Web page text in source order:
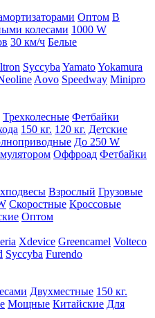
Оптом В
колесами 1000 W
30 км/ч Белые
Syccyba YamatoYokamura
Aovo Speedway Minipro
Трехколесные Фетбайки
150 кг. 120 кг. Детские
До 250 W
Оффроад Фетбайки
Взрослый Грузовые
Скоростные Кроссовые
Оптом
Xdevice Greencamel Volteco
Syccyba Furendo
Двухместные 150 кг.
Мощные Китайские Для